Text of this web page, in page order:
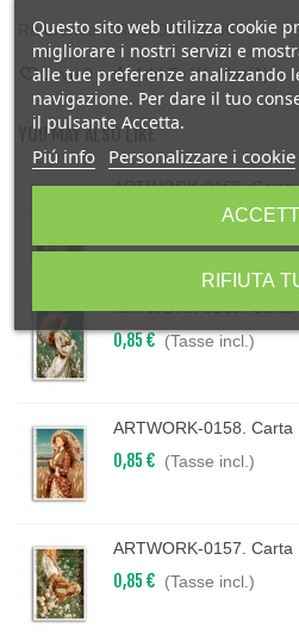
Reference: ARTWORK-0036
Love 0 Add To Wishlist(1)
YOU MAY ALSO LIKE
ARTWORK-0160.
(Tasse incl.)
ARTWORK-0159.
0,85 € (Tasse incl.)
ARTWORK-0158. Carta
0,85 € (Tasse incl.)
ARTWORK-0157. Carta
0,85 € (Tasse incl.)
Questo sito web utilizza cookie
migliorare i nostri servizi e
alle tue preferenze analizzando
navigazione. Per dare il tuo
il pulsante Accetta.
Piú info Personalizzare i cookie
RIFIUTA